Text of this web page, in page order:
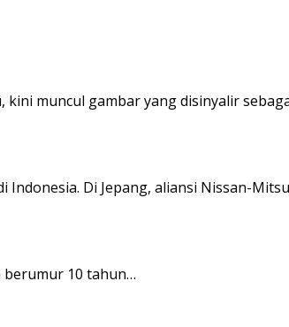
muncul gambar yang disinyalir
Di Jepang, aliansi Nissan-
berumur 10 tahun…